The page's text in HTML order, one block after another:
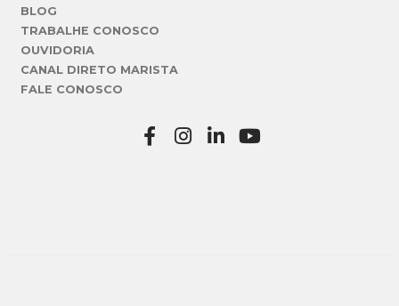
BLOG
TRABALHE CONOSCO
OUVIDORIA
CANAL DIRETO MARISTA
FALE CONOSCO